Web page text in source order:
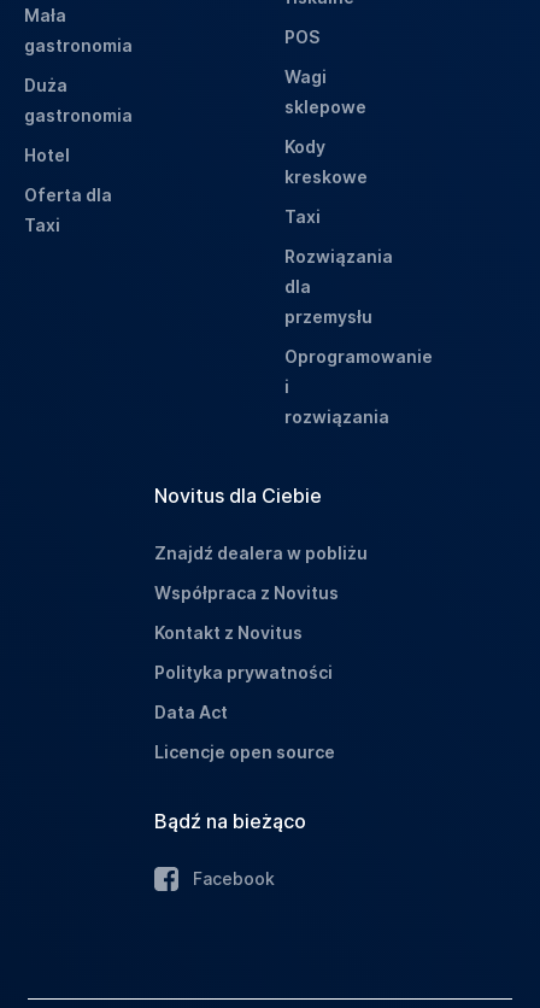
Mała
gastronomia
Duża
gastronomia
Hotel
Oferta dla
Taxi
POS
Wagi
sklepowe
Kody
kreskowe
Taxi
Rozwiązania
dla
przemysłu
Oprogramowanie
i
rozwiązania
Novitus dla Ciebie
Znajdź dealera w pobliżu
Współpraca z Novitus
Kontakt z Novitus
Polityka prywatności
Data Act
Licencje open source
Bądź na bieżąco
Facebook